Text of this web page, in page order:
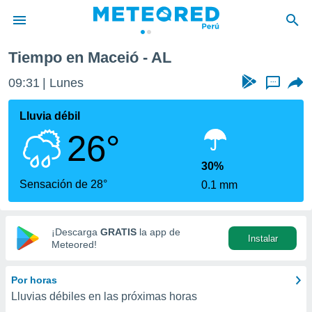
de
ha sido
para
que se
calidad.
a este
las
y
digital
basada
Tiempo en Maceió - AL
09:31 Lunes ...
Lluvia débil
26°
Sensación de 28°
30%
0.1 mm
¡Descarga GRATIS la app de
Meteored!
Instalar
Por horas
Lluvias débiles en las próximas horas